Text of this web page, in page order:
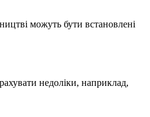
можуть бути встановлені
недоліки, наприклад,